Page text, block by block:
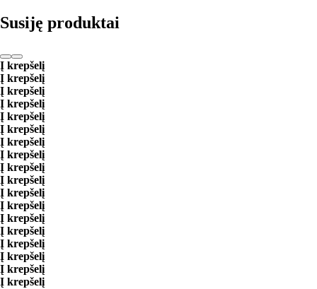
Susiję produktai
Į krepšelį
Į krepšelį
Į krepšelį
Į krepšelį
Į krepšelį
Į krepšelį
Į krepšelį
Į krepšelį
Į krepšelį
Į krepšelį
Į krepšelį
Į krepšelį
Į krepšelį
Į krepšelį
Į krepšelį
Į krepšelį
Į krepšelį
Į krepšelį